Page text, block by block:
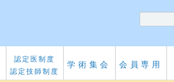
認定医制度
認定技師制度
学術集会 会員専用